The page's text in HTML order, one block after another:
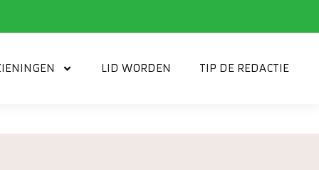
LID WORDEN TIP DE REDACTIE